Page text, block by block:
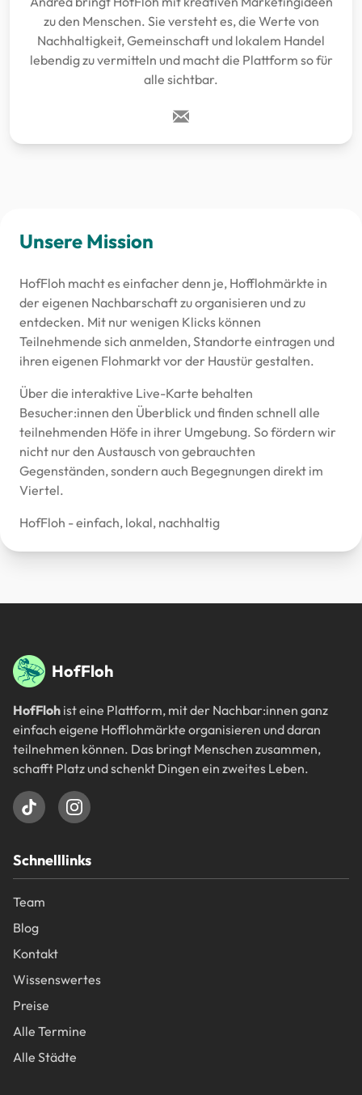
zu den Menschen. Sie versteht es, die Werte von
Nachhaltigkeit, Gemeinschaft und lokalem Handel
lebendig zu vermitteln und macht die Plattform so für
alle sichtbar.
Unsere Mission
HofFloh macht es einfacher denn je, Hofflohmärkte in
der eigenen Nachbarschaft zu organisieren und zu
entdecken. Mit nur wenigen Klicks können
Teilnehmende sich anmelden, Standorte eintragen und
ihren eigenen Flohmarkt vor der Haustür gestalten.
Über die interaktive Live-Karte behalten
Besucher:innen den Überblick und finden schnell alle
teilnehmenden Höfe in ihrer Umgebung. So fördern wir
nicht nur den Austausch von gebrauchten
Gegenständen, sondern auch Begegnungen direkt im
Viertel.
HofFloh - einfach, lokal, nachhaltig
FußbereichHofFloh
HofFloh ist eine Plattform, mit der Nachbar:innen ganz
einfach eigene Hofflohmärkte organisieren und daran
teilnehmen können. Das bringt Menschen zusammen,
schafft Platz und schenkt Dingen ein zweites Leben.
Schnelllinks
Team
Blog
Kontakt
Wissenswertes
Preise
Alle Termine
Alle Städte